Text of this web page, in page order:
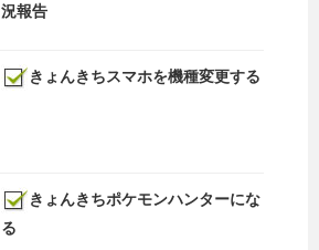
況報告
きょんきちスマホを機種変更する
きょんきちポケモンハンターにな
る